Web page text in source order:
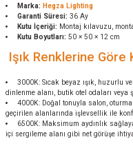
Marka: Hegza Lighting
Garanti Süresi: 36 Ay
Kutu İçeriği: Montaj kılavuzu,
Kutu Boyutları: 50 × 50 × 12 cm
Işık Renklerine Göre
3000K: Sıcak beyaz ışık, huzurlu
dinlenme alanı, butik otel odaları veya
4000K: Doğal tonuyla salon,
geçirilen alanlarında işlevsellik ile
6500K: Maksimum aydınlık
içi sergileme alanı gibi net görüşe